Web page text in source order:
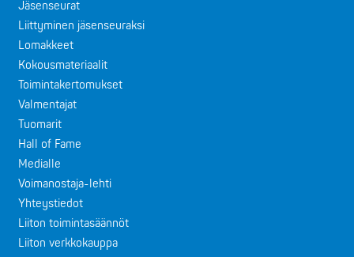
Jäsenseurat
Liittyminen jäsenseuraksi
Lomakkeet
Kokousmateriaalit
Toimintakertomukset
Valmentajat
Tuomarit
Hall of Fame
Medialle
Voimanostaja-lehti
Yhteystiedot
Liiton toimintasäännöt
Liiton verkkokauppa